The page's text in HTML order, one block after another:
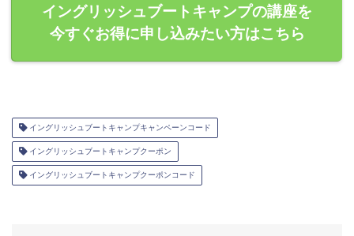
イングリッシュブートキャンプの講座を
今すぐお得に申し込みたい方はこちら
イングリッシュブートキャンプキャンペーンコード
イングリッシュブートキャンプクーポン
イングリッシュブートキャンプクーポンコード